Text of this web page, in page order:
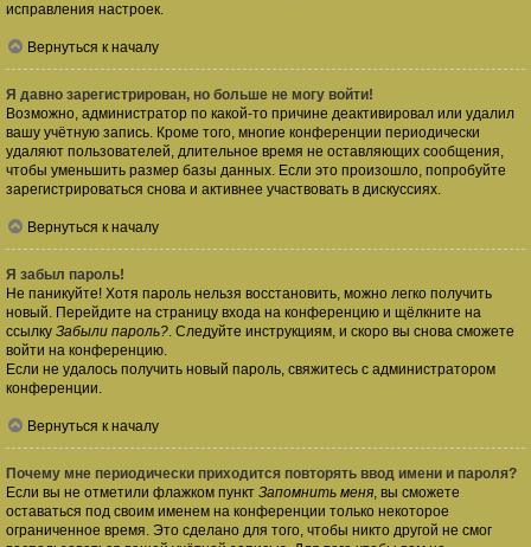
исправления настроек.
Вернуться к началу
Я давно зарегистрирован, но больше не могу войти!
Возможно, администратор по какой-то причине деактивировал или удалил
вашу учётную запись. Кроме того, многие конференции периодически
удаляют пользователей, длительное время не оставляющих сообщения,
чтобы уменьшить размер базы данных. Если это произошло, попробуйте
зарегистрироваться снова и активнее участвовать в дискуссиях.
Вернуться к началу
Я забыл пароль!
Не паникуйте! Хотя пароль нельзя восстановить, можно легко получить
новый. Перейдите на страницу входа на конференцию и щёлкните на
ссылку Забыли пароль?. Следуйте инструкциям, и скоро вы снова сможете
войти на конференцию.
Если не удалось получить новый пароль, свяжитесь с администратором
конференции.
Вернуться к началу
Почему мне периодически приходится повторять ввод имени и пароля?
Если вы не отметили флажком пункт Запомнить меня, вы сможете
оставаться под своим именем на конференции только некоторое
ограниченное время. Это сделано для того, чтобы никто другой не смог